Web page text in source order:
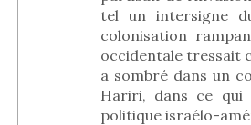
tel un intersigne
colonisation
occidentale tressait
a sombré dans un
Hariri, dans ce qui
politique israélo-